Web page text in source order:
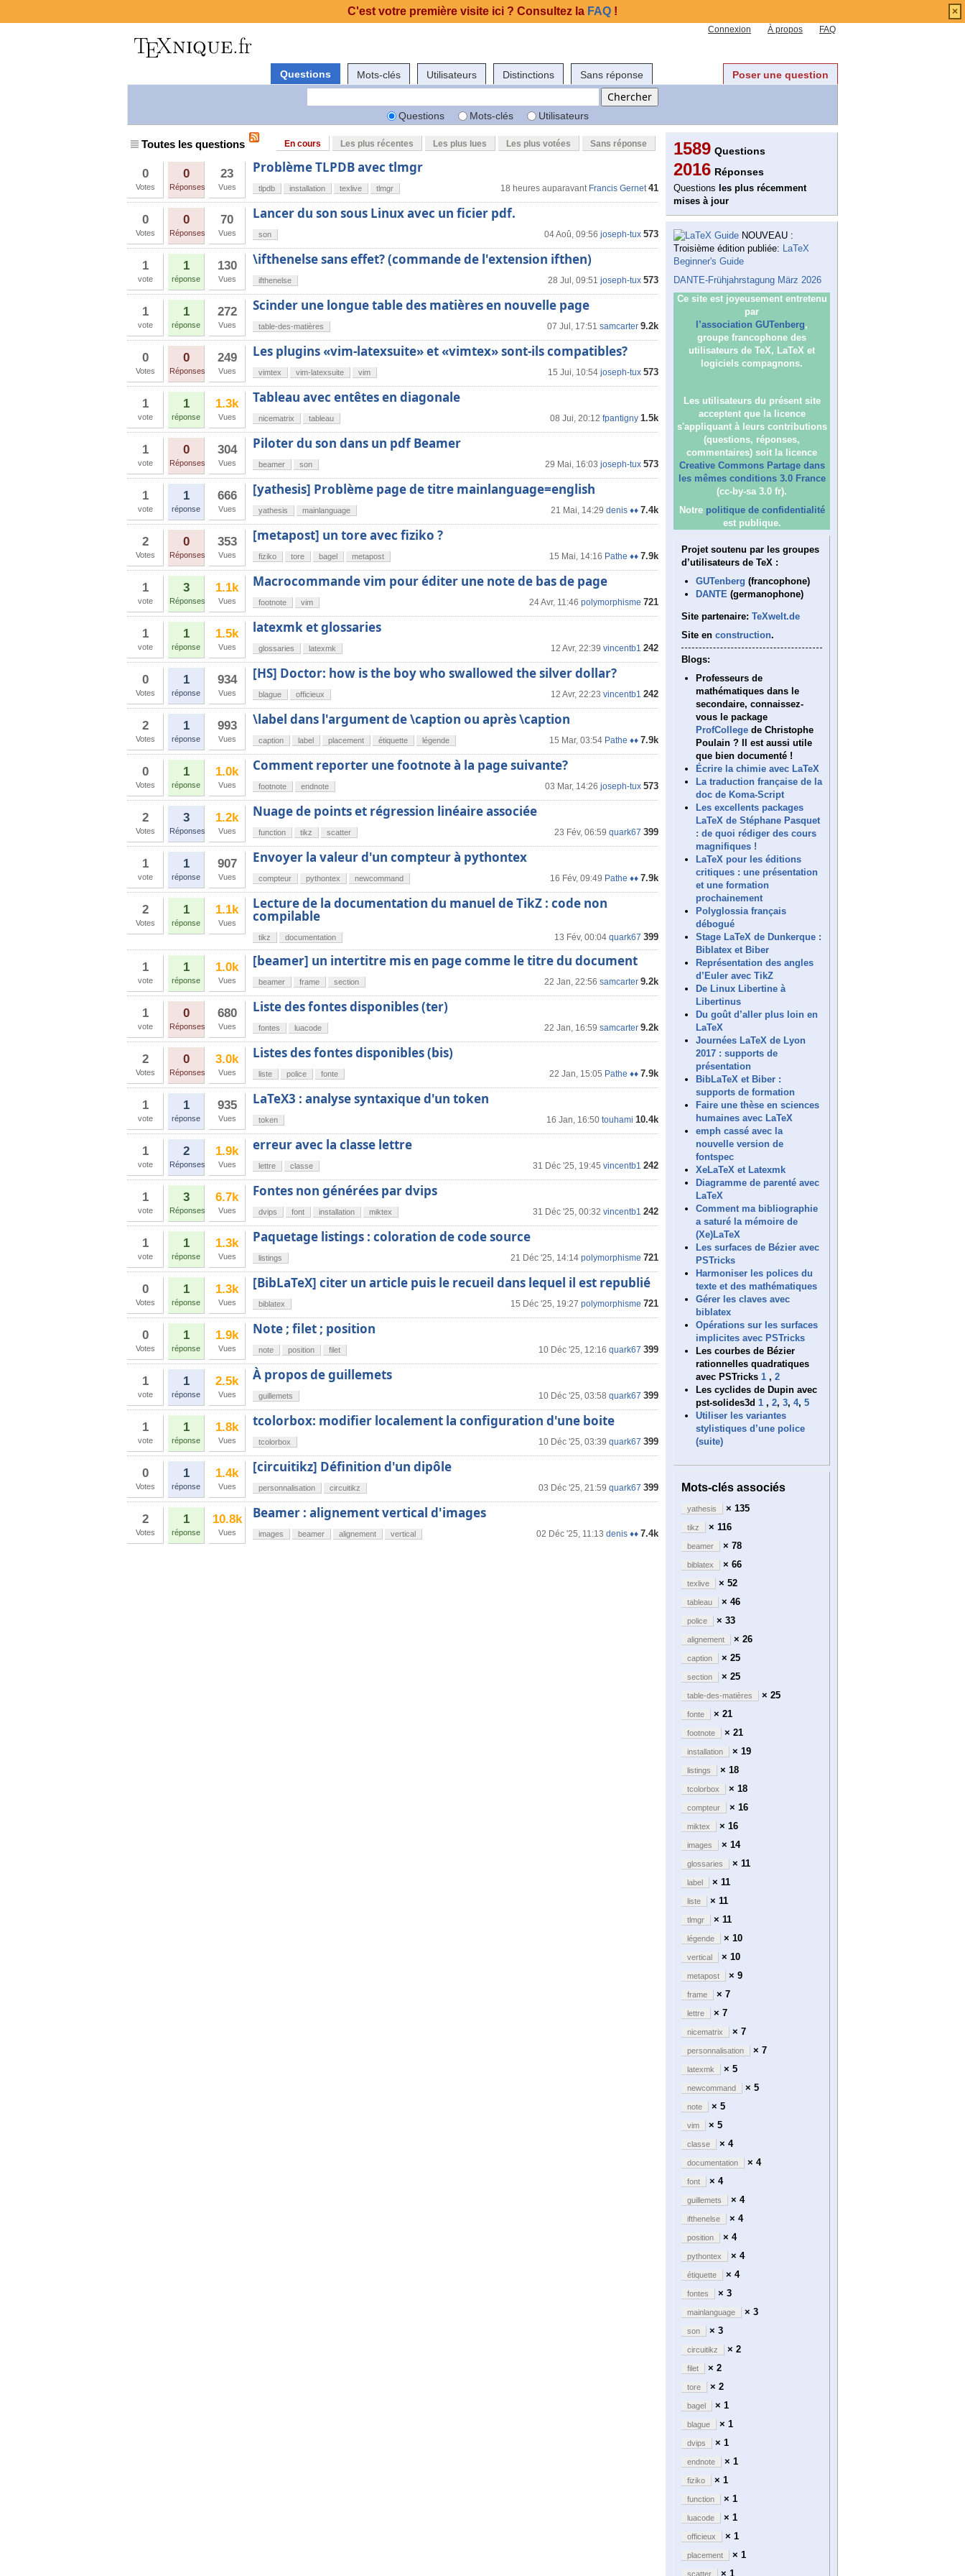
Connexion À propos FAQ
Questions Mots-clés Utilisateurs Distinctions Sans réponse Poser une question
Questions Mots-clés Utilisateurs
Toutes les questions En cours Les plus récentes Les plus lues Les plus votées Sans réponse
0
Votes
0
Réponses
23
Vues
Problème TLPDB avec tlmgr
18 heures auparavant Francis Gernet 41
tlpdb installation texlive tlmgr
0
Votes
0
Réponses
70
Vues
Lancer du son sous Linux avec un ficier pdf.
04 Aoû, 09:56 joseph-tux 573
son
1
vote
1
réponse
130
Vues
\ifthenelse sans effet? (commande de l'extension ifthen)
28 Jul, 09:51 joseph-tux 573
ifthenelse
1
vote
1
réponse
272
Vues
Scinder une longue table des matières en nouvelle page
07 Jul, 17:51 samcarter 9.2k
table-des-matières
0
Votes
0
Réponses
249
Vues
Les plugins «vim-latexsuite» et «vimtex» sont-ils compatibles?
15 Jui, 10:54 joseph-tux 573
vimtex vim-latexsuite vim
1
vote
1
réponse
1.3k
Vues
Tableau avec entêtes en diagonale
08 Jui, 20:12 fpantigny 1.5k
nicematrix tableau
1
vote
0
Réponses
304
Vues
Piloter du son dans un pdf Beamer
29 Mai, 16:03 joseph-tux 573
beamer son
1
vote
1
réponse
666
Vues
[yathesis] Problème page de titre mainlanguage=english
21 Mai, 14:29 denis ♦♦ 7.4k
yathesis mainlanguage
2
Votes
0
Réponses
353
Vues
[metapost] un tore avec fiziko ?
15 Mai, 14:16 Pathe ♦♦ 7.9k
fiziko tore bagel metapost
1
vote
3
Réponses
1.1k
Vues
Macrocommande vim pour éditer une note de bas de page
24 Avr, 11:46 polymorphisme 721
footnote vim
1
vote
1
réponse
1.5k
Vues
latexmk et glossaries
12 Avr, 22:39 vincentb1 242
glossaries latexmk
0
Votes
1
réponse
934
Vues
[HS] Doctor: how is the boy who swallowed the silver dollar?
12 Avr, 22:23 vincentb1 242
blague officieux
2
Votes
1
réponse
993
Vues
\label dans l'argument de \caption ou après \caption
15 Mar, 03:54 Pathe ♦♦ 7.9k
caption label placement étiquette légende
0
Votes
1
réponse
1.0k
Vues
Comment reporter une footnote à la page suivante?
03 Mar, 14:26 joseph-tux 573
footnote endnote
2
Votes
3
Réponses
1.2k
Vues
Nuage de points et régression linéaire associée
23 Fév, 06:59 quark67 399
function tikz scatter
1
vote
1
réponse
907
Vues
Envoyer la valeur d'un compteur à pythontex
16 Fév, 09:49 Pathe ♦♦ 7.9k
compteur pythontex newcommand
2
Votes
1
réponse
1.1k
Vues
Lecture de la documentation du manuel de TikZ : code non
compilable
13 Fév, 00:04 quark67 399
tikz documentation
1
vote
1
réponse
1.0k
Vues
[beamer] un intertitre mis en page comme le titre du document
22 Jan, 22:56 samcarter 9.2k
beamer frame section
1
vote
0
Réponses
680
Vues
Liste des fontes disponibles (ter)
22 Jan, 16:59 samcarter 9.2k
fontes luacode
2
Votes
0
Réponses
3.0k
Vues
Listes des fontes disponibles (bis)
22 Jan, 15:05 Pathe ♦♦ 7.9k
liste police fonte
1
vote
1
réponse
935
Vues
LaTeX3 : analyse syntaxique d'un token
16 Jan, 16:50 touhami 10.4k
token
1
vote
2
Réponses
1.9k
Vues
erreur avec la classe lettre
31 Déc '25, 19:45 vincentb1 242
lettre classe
1
vote
3
Réponses
6.7k
Vues
Fontes non générées par dvips
31 Déc '25, 00:32 vincentb1 242
dvips font installation miktex
1
vote
1
réponse
1.3k
Vues
Paquetage listings : coloration de code source
21 Déc '25, 14:14 polymorphisme 721
listings
0
Votes
1
réponse
1.3k
Vues
[BibLaTeX] citer un article puis le recueil dans lequel il est republié
15 Déc '25, 19:27 polymorphisme 721
biblatex
0
Votes
1
réponse
1.9k
Vues
Note ; filet ; position
10 Déc '25, 12:16 quark67 399
note position filet
1
vote
1
réponse
2.5k
Vues
À propos de guillemets
10 Déc '25, 03:58 quark67 399
guillemets
1
vote
1
réponse
1.8k
Vues
tcolorbox: modifier localement la configuration d'une boite
10 Déc '25, 03:39 quark67 399
tcolorbox
0
Votes
1
réponse
1.4k
Vues
[circuitikz] Définition d'un dipôle
03 Déc '25, 21:59 quark67 399
personnalisation circuitikz
2
Votes
1
réponse
10.8k
Vues
Beamer : alignement vertical d'images
02 Déc '25, 11:13 denis ♦♦ 7.4k
images beamer alignement vertical
1589 Questions
2016 Réponses
Questions les plus récemment
mises à jour
NOUVEAU :
Troisième édition publiée: LaTeX
Beginner's Guide
DANTE-Frühjahrstagung März 2026
Ce site est joyeusement entretenu
par
l’association GUTenberg,
groupe francophone des
utilisateurs de TeX, LaTeX et
logiciels compagnons.
Les utilisateurs du présent site
acceptent que la licence
s'appliquant à leurs contributions
(questions, réponses,
commentaires) soit la licence
Creative Commons Partage dans
les mêmes conditions 3.0 France
(cc-by-sa 3.0 fr).
Notre politique de confidentialité
est publique.
Projet soutenu par les groupes
d’utilisateurs de TeX :
GUTenberg (francophone)
DANTE (germanophone)
Site partenaire: TeXwelt.de
Site en construction.
Blogs:
Professeurs de
mathématiques dans le
secondaire, connaissez-
vous le package
ProfCollege de Christophe
Poulain ? Il est aussi utile
que bien documenté !
Écrire la chimie avec LaTeX
La traduction française de la
doc de Koma-Script
Les excellents packages
LaTeX de Stéphane Pasquet
: de quoi rédiger des cours
magnifiques !
LaTeX pour les éditions
critiques : une présentation
et une formation
prochainement
Polyglossia français
débogué
Stage LaTeX de Dunkerque :
Biblatex et Biber
Représentation des angles
d’Euler avec TikZ
De Linux Libertine à
Libertinus
Du goût d’aller plus loin en
LaTeX
Journées LaTeX de Lyon
2017 : supports de
présentation
BibLaTeX et Biber :
supports de formation
Faire une thèse en sciences
humaines avec LaTeX
emph cassé avec la
nouvelle version de
fontspec
XeLaTeX et Latexmk
Diagramme de parenté avec
LaTeX
Comment ma bibliographie
a saturé la mémoire de
(Xe)LaTeX
Les surfaces de Bézier avec
PSTricks
Harmoniser les polices du
texte et des mathématiques
Gérer les claves avec
biblatex
Opérations sur les surfaces
implicites avec PSTricks
Les courbes de Bézier
rationnelles quadratiques
avec PSTricks 1 , 2
Les cyclides de Dupin avec
pst-solides3d 1 , 2, 3, 4, 5
Utiliser les variantes
stylistiques d’une police
(suite)
Mots-clés associés
yathesis × 135
tikz × 116
beamer × 78
biblatex × 66
texlive × 52
tableau × 46
police × 33
alignement × 26
caption × 25
section × 25
table-des-matières × 25
fonte × 21
footnote × 21
installation × 19
listings × 18
tcolorbox × 18
compteur × 16
miktex × 16
images × 14
glossaries × 11
label × 11
liste × 11
tlmgr × 11
légende × 10
vertical × 10
metapost × 9
frame × 7
lettre × 7
nicematrix × 7
personnalisation × 7
latexmk × 5
newcommand × 5
note × 5
vim × 5
classe × 4
documentation × 4
font × 4
guillemets × 4
ifthenelse × 4
position × 4
pythontex × 4
étiquette × 4
fontes × 3
mainlanguage × 3
son × 3
circuitikz × 2
filet × 2
tore × 2
bagel × 1
blague × 1
dvips × 1
endnote × 1
fiziko × 1
function × 1
luacode × 1
officieux × 1
placement × 1
scatter × 1
C'est votre première visite ici ? Consultez la FAQ ! ×